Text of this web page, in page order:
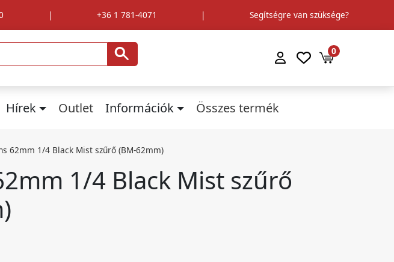
| +36 1 781-4071 | Segítségre van szüksége?
0
Hírek Outlet Információk Összes termék
62mm 1/4 Black Mist szűrő (BM-62mm)
1/4 Black Mist szűrő